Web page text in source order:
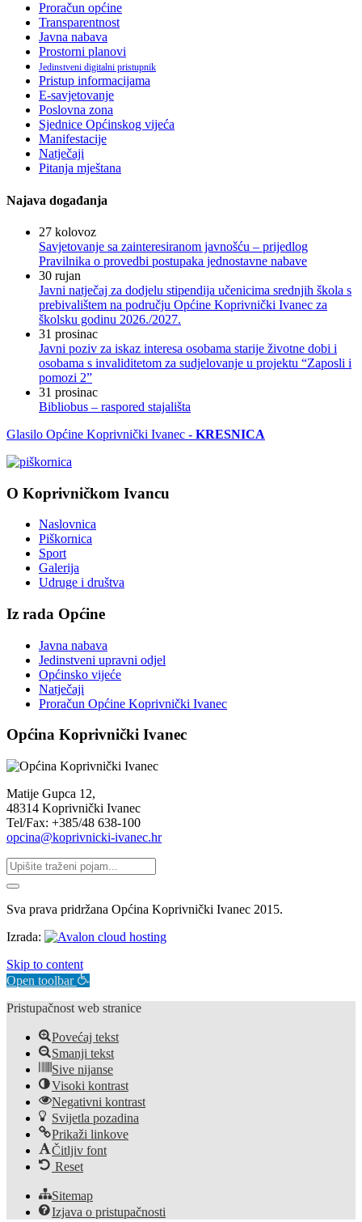
Proračun općine
Transparentnost
Javna nabava
Prostorni planovi
Jedinstveni digitalni pristupnik
Pristup informacijama
E-savjetovanje
Poslovna zona
Sjednice Općinskog vijeća
Manifestacije
Natječaji
Pitanja mještana
Najava događanja
27 kolovoz
Savjetovanje sa zainteresiranom javnošću – prijedlog
Pravilnika o provedbi postupaka jednostavne nabave
30 rujan
Javni natječaj za dodjelu stipendija učenicima srednjih škola s
prebivalištem na području Općine Koprivnički Ivanec za
školsku godinu 2026./2027.
31 prosinac
Javni poziv za iskaz interesa osobama starije životne dobi i
osobama s invaliditetom za sudjelovanje u projektu “Zaposli i
pomozi 2”
31 prosinac
Bibliobus – raspored stajališta
Glasilo Općine Koprivnički Ivanec - KRESNICA
O Koprivničkom Ivancu
Naslovnica
Piškornica
Sport
Galerija
Udruge i društva
Iz rada Općine
Javna nabava
Jedinstveni upravni odjel
Općinsko vijeće
Natječaji
Proračun Općine Koprivnički Ivanec
Općina Koprivnički Ivanec
Matije Gupca 12,
48314 Koprivnički Ivanec
Tel/Fax: +385/48 638-100
opcina@koprivnicki-ivanec.hr
Sva prava pridržana Općina Koprivnički Ivanec 2015.
Izrada:
Skip to content
Open toolbar
Pristupačnost web stranice
Povećaj tekst
Smanji tekst
Sive nijanse
Visoki kontrast
Negativni kontrast
Svijetla pozadina
Prikaži linkove
Čitljiv font
Reset
Sitemap
Izjava o pristupačnosti